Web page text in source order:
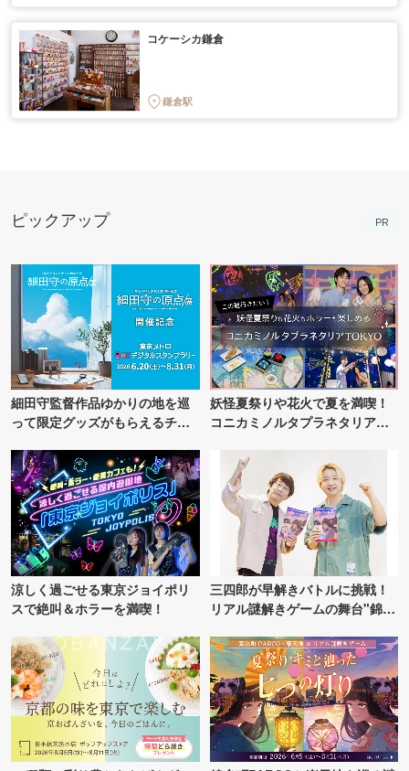
コケーシカ鎌倉
鎌倉駅
ピックアップ PR
細田守監督作品ゆかりの地を巡
って限定グッズがもらえるチャ
妖怪夏祭りや花火で夏を満喫！
コニカミノルタプラネタリア
涼しく過ごせる東京ジョイポリ
スで絶叫＆ホラーを満喫！
三四郎が早解きバトルに挑戦！
リアル謎解きゲームの舞台"錦糸